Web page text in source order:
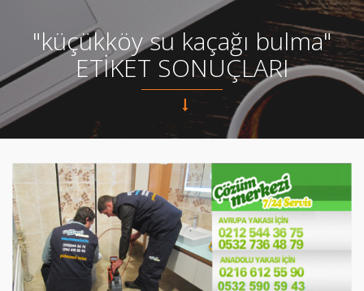
"küçükköy su kaçağı bulma"
ETİKET SONUÇLARI